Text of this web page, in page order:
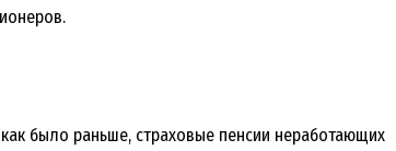
было раньше, страховые пенсии неработающих